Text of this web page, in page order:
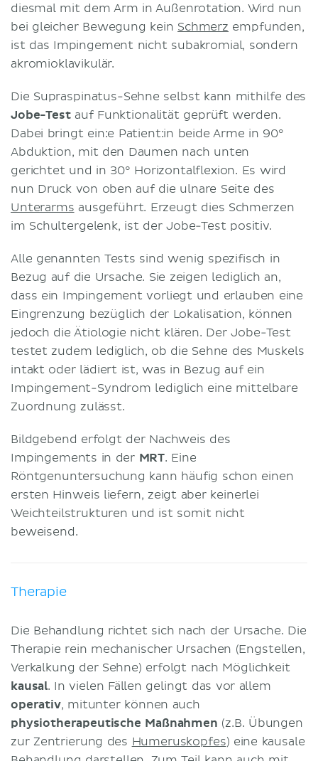
diesmal mit dem Arm in Außenrotation. Wird nun
bei gleicher Bewegung kein Schmerz empfunden,
ist das Impingement nicht subakromial, sondern
akromioklavikulär.
Die Supraspinatus-Sehne selbst kann mithilfe des
Jobe-Testauf Funktionalität geprüft werden.
Dabei bringt ein:e Patient:in beide Arme in 90°
Abduktion, mit den Daumen nach unten
gerichtet und in 30° Horizontalflexion. Es wird
nun Druck von oben auf die ulnare Seite des
Unterarms ausgeführt. Erzeugt dies Schmerzen
im Schultergelenk, ist der Jobe-Test positiv.
Alle genannten Tests sind wenig spezifisch in
Bezug auf die Ursache. Sie zeigen lediglich an,
dass ein Impingement vorliegt und erlauben eine
Eingrenzung bezüglich der Lokalisation, können
jedoch die Ätiologie nicht klären. Der Jobe-Test
testet zudem lediglich, ob die Sehne des Muskels
intakt oder lädiert ist, was in Bezug auf ein
Impingement-Syndrom lediglich eine mittelbare
Zuordnung zulässt.
Bildgebend erfolgt der Nachweis des
Impingements in der MRT. Eine
Röntgenuntersuchung kann häufig schon einen
ersten Hinweis liefern, zeigt aber keinerlei
Weichteilstrukturen und ist somit nicht
beweisend.
Therapie
Die Behandlung richtet sich nach der Ursache. Die
Therapie rein mechanischer Ursachen (Engstellen,
Verkalkung der Sehne) erfolgt nach Möglichkeit
kausal. In vielen Fällen gelingt das vor allem
operativ, mitunter können auch
physiotherapeutische Maßnahmen (z.B. Übungen
zur Zentrierung des Humeruskopfes) eine kausale